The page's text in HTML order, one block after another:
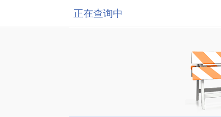
正在查询中